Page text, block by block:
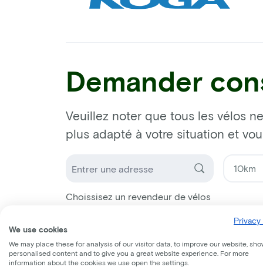
Demander
Veuillez noter que tous les vélos
plus adapté à votre situation et
Choissisez un revendeur de vélos
We use cookies
We may place these for analysis of our visitor data, to improve our website,
personalised content and to give you a great website experience. For more
information about the cookies we use open the settings.